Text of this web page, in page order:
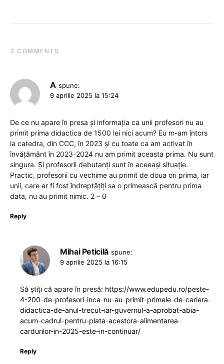
3 COMMENTS
A spune:
9 aprilie 2025 la 15:24
De ce nu apare în presa și informația ca unii profesori nu au
primit prima didactica de 1500 lei nici acum? Eu m-am întors
la catedra, din CCC, în 2023 și cu toate ca am activat în
învățământ în 2023-2024 nu am primit aceasta prima. Nu sunt
singura. Și profesorii debutanți sunt în aceeași situație.
Practic, profesorii cu vechime au primit de doua ori prima, iar
unii, care ar fi fost îndreptățiți sa o primească pentru prima
data, nu au primit nimic. 2 – 0
Reply
Mihai Peticilă spune:
9 aprilie 2025 la 16:15
Să știți că apare în presă: https://www.edupedu.ro/peste-
4-200-de-profesori-inca-nu-au-primit-primele-de-cariera-
didactica-de-anul-trecut-iar-guvernul-a-aprobat-abia-
acum-cadrul-pentru-plata-acestora-alimentarea-
cardurilor-in-2025-este-in-continuar/
Reply